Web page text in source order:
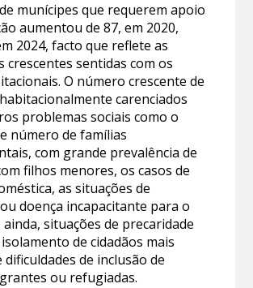
munícipes que requerem apoio
aumentou de 87, em 2020,
2024, facto que reflete as
crescentes sentidas com os
O número crescente de
carenciados
problemas sociais como o
número de famílias
com grande prevalência de
filhos menores, os casos de
as situações de
doença incapacitante para o
situações de precaridade
de cidadãos mais
dificuldades de inclusão de
ou refugiadas.